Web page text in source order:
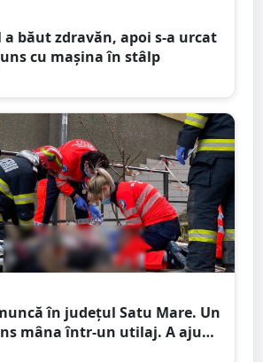
băut zdravăn, apoi s-a urcat
cu mașina în stâlp
în județul Satu Mare. Un
mâna într-un utilaj. A ajuns